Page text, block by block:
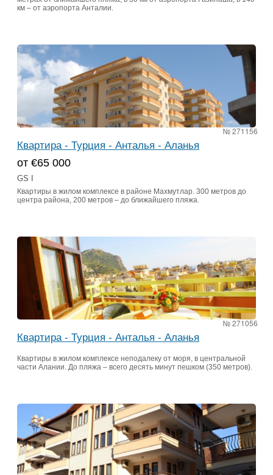
км – от аэропорта Анталии.
№ 271156
Квартира - Турция - Анталья - Аланья
от €65 000
GS I
Квартиры в жилом комплексе в районе Махмутлар. 300 метров до
центра района, 200 метров – до ближайшего пляжа.
№ 271056
Квартира - Турция - Анталья - Аланья
Квартиры в жилом комплексе неподалеку от моря, в центральной
части Алании. До пляжа – всего десять минут пешком (350 метров).